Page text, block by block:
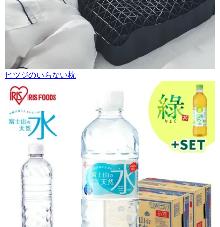
ヒツジのいらない枕